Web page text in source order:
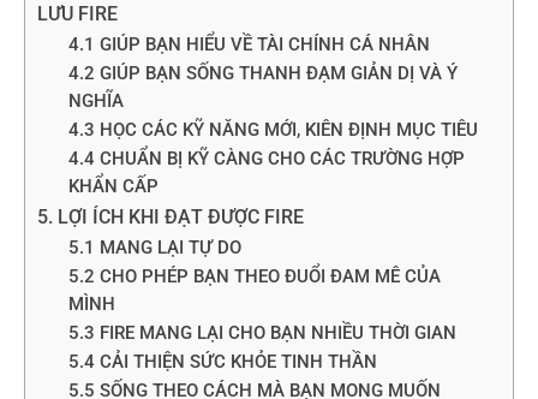
LƯU FIRE
4.1 GIÚP BẠN HIỂU VỀ TÀI CHÍNH CÁ NHÂN
4.2 GIÚP BẠN SỐNG THANH ĐẠM GIẢN DỊ VÀ Ý
NGHĨA
4.3 HỌC CÁC KỸ NĂNG MỚI, KIÊN ĐỊNH MỤC TIÊU
4.4 CHUẨN BỊ KỸ CÀNG CHO CÁC TRƯỜNG HỢP
KHẨN CẤP
5. LỢI ÍCH KHI ĐẠT ĐƯỢC FIRE
5.1 MANG LẠI TỰ DO
5.2 CHO PHÉP BẠN THEO ĐUỔI ĐAM MÊ CỦA
MÌNH
5.3 FIRE MANG LẠI CHO BẠN NHIỀU THỜI GIAN
5.4 CẢI THIỆN SỨC KHỎE TINH THẦN
5.5 SỐNG THEO CÁCH MÀ BẠN MONG MUỐN